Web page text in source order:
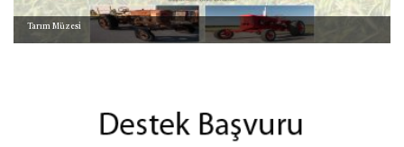
Tarım Müzesi